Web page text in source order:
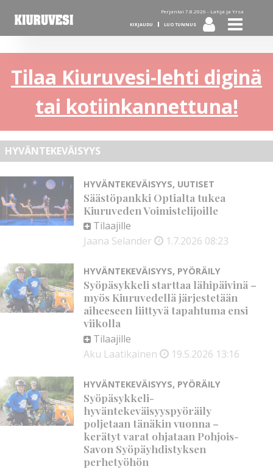
Perjantai 7.8.2026 - Lahja ja Yrsa
KIRJAUDU LUO TUNNUS
Tilaa Kiuruvesi-lehti diginä
tai kotiinkannettuna!
HYVÄNTEKEVÄISYYS
HYVÄNTEKEVÄISYYS, UUTISET
Säästöpankki Optialta tukea
Kiuruveden Voimistelijoille
Tilaajille
Jaana Selander
1.7.2026 08:23
HYVÄNTEKEVÄISYYS, PYÖRÄILY
Syöpäsykkeli starttaa lähipäivinä –
myös Kiuruvedellä järjestetään
aiheeseen liittyvä tapahtuma ensi
viikolla
Tilaajille
Aku Laatikainen
19.5.2026 13:16
HYVÄNTEKEVÄISYYS, PYÖRÄILY
Syöpäsykkeli-
hyväntekeväisyyspyöräily
poljetaan tänäkin vuonna –
kerätyt varat ohjataan Pohjois-
Savon Syöpäyhdistyksen
perhetyöhön